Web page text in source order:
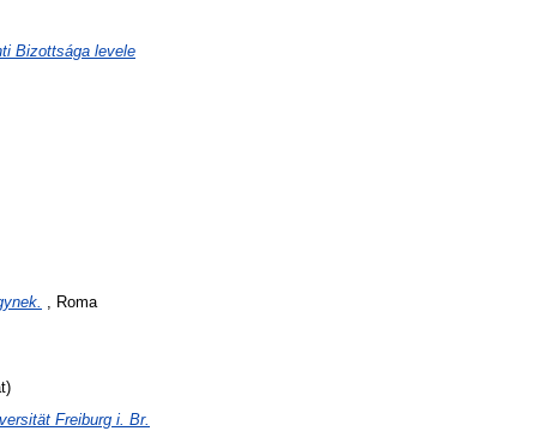
Bizottsága levele
, Roma
Freiburg i. Br.